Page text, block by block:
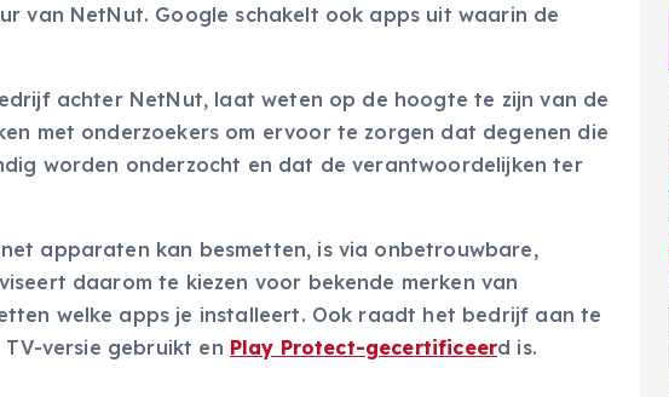
van NetNut. Google schakelt ook apps uit waarin de
achter NetNut, laat weten op de hoogte te zijn van de
met onderzoekers om ervoor te zorgen dat degenen die
worden onderzocht en dat de verantwoordelijken ter
apparaten kan besmetten, is via onbetrouwbare,
daarom te kiezen voor bekende merken van
welke apps je installeert. Ook raadt het bedrijf aan te
versie gebruikt en Play Protect-gecertificeerd is.